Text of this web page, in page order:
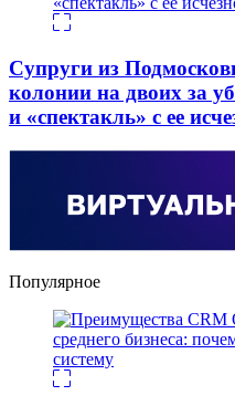
Супруги из
колонии на двоих за
и «спектакль» с ее
Популярное